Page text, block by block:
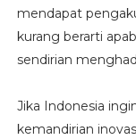
mendapat
kurang berarti
sendirian
Jika Indonesia
kemandirian